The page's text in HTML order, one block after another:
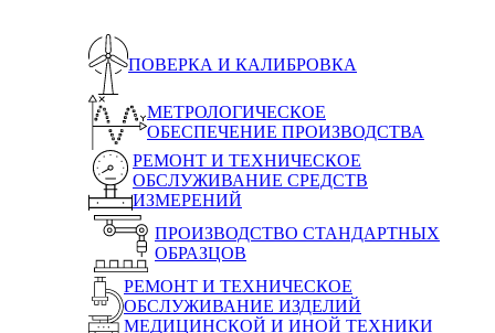
ПОВЕРКА И КАЛИБРОВКА
МЕТРОЛОГИЧЕСКОЕ
ОБЕСПЕЧЕНИЕ ПРОИЗВОДСТВА
РЕМОНТ И ТЕХНИЧЕСКОЕ
ОБСЛУЖИВАНИЕ СРЕДСТВ
ИЗМЕРЕНИЙ
ПРОИЗВОДСТВО СТАНДАРТНЫХ
ОБРАЗЦОВ
РЕМОНТ И ТЕХНИЧЕСКОЕ
ОБСЛУЖИВАНИЕ ИЗДЕЛИЙ
МЕДИЦИНСКОЙ И ИНОЙ ТЕХНИКИ